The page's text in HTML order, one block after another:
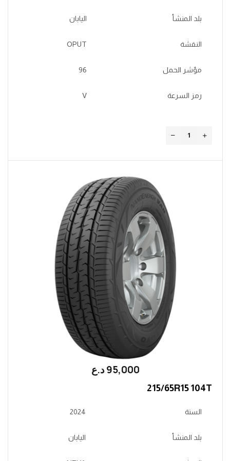
بلد المنشأ اليابان
النقشة OPUT
مؤشر الحمل 96
رمز السرعة V
95,000 ؜د.؜ع
215/65R15 104T
السنة 2024
بلد المنشأ اليابان